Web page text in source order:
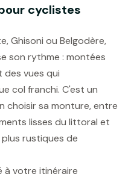
cyclistes
Ghisoni ou Belgodère,
son rythme : montées
des vues qui
col franchi. C'est un
choisir sa monture, entre
lisses du littoral et
rustiques de
à votre itinéraire